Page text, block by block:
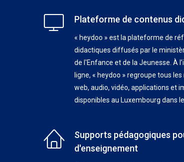
Plateforme de contenus
« heydoo » est la plateforme de
didactiques diffusés par le
de l'Enfance et de la Jeunesse. À
ligne, « heydoo » regroupe tous
web, audio, vidéo, applications et
disponibles au Luxembourg dans
Supports pédagogiques
d'enseignement